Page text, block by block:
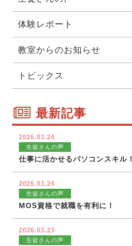
体験レポート
教室からのお知らせ
トピックス
最新記事
2026.03.24
生徒さんの声
仕事に活かせるパソコンスキル！
2026.03.24
生徒さんの声
MOS資格で就職を有利に！
2026.03.23
生徒さんの声